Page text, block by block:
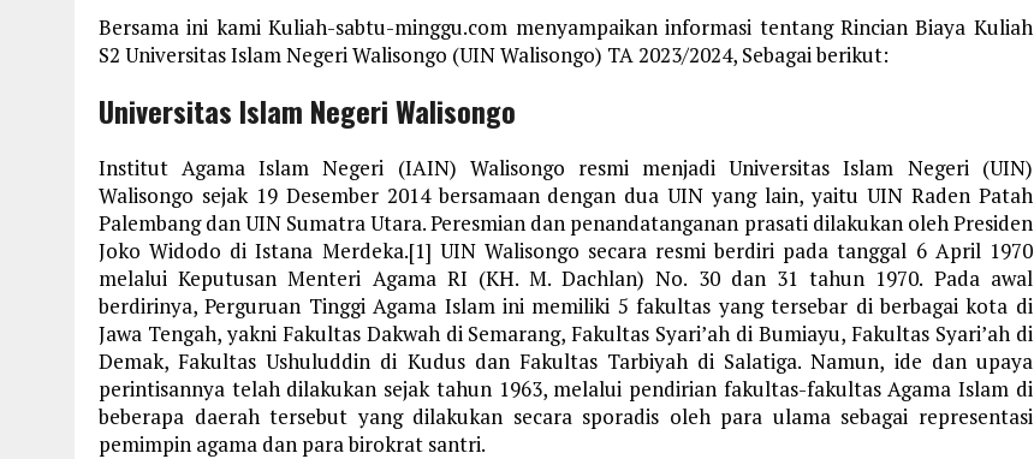
Bersama ini kami Kuliah-sabtu-minggu.com menyampaikan informasi tentang Rincian Biaya Kuliah
S2 Universitas Islam Negeri Walisongo (UIN Walisongo) TA 2023/2024, Sebagai berikut:
Universitas Islam Negeri Walisongo
Institut Agama Islam Negeri (IAIN) Walisongo resmi menjadi Universitas Islam Negeri (UIN)
Walisongo sejak 19 Desember 2014 bersamaan dengan dua UIN yang lain, yaitu UIN Raden Patah
Palembang dan UIN Sumatra Utara. Peresmian dan penandatanganan prasati dilakukan oleh Presiden
Joko Widodo di Istana Merdeka.[1] UIN Walisongo secara resmi berdiri pada tanggal 6 April 1970
melalui Keputusan Menteri Agama RI (KH. M. Dachlan) No. 30 dan 31 tahun 1970. Pada awal
berdirinya, Perguruan Tinggi Agama Islam ini memiliki 5 fakultas yang tersebar di berbagai kota di
Jawa Tengah, yakni Fakultas Dakwah di Semarang, Fakultas Syari’ah di Bumiayu, Fakultas Syari’ah di
Demak, Fakultas Ushuluddin di Kudus dan Fakultas Tarbiyah di Salatiga. Namun, ide dan upaya
perintisannya telah dilakukan sejak tahun 1963, melalui pendirian fakultas-fakultas Agama Islam di
beberapa daerah tersebut yang dilakukan secara sporadis oleh para ulama sebagai representasi
pemimpin agama dan para birokrat santri.